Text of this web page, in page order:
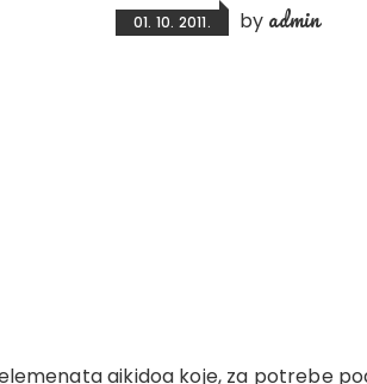
01. 10. 2011. by admin
aikidoa koje, za potrebe